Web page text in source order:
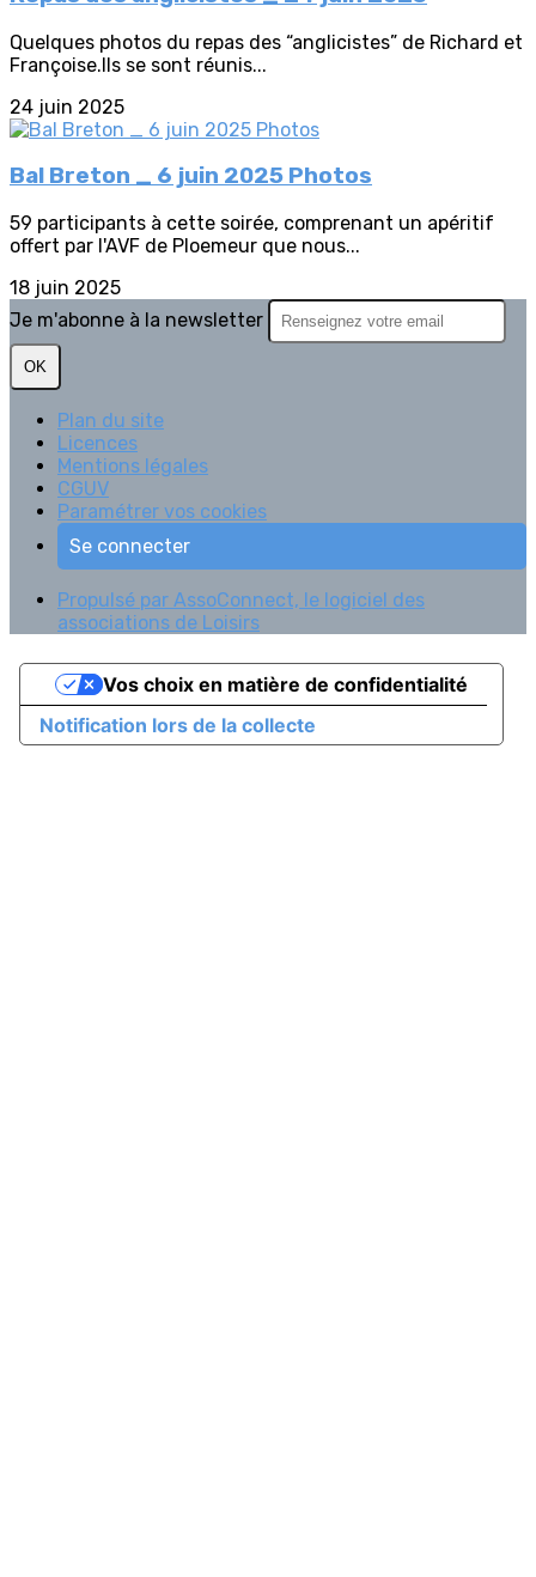
Quelques photos du repas des “anglicistes” de Richard et
Françoise.Ils se sont réunis...
24 juin 2025
Bal Breton _ 6 juin 2025 Photos
59 participants à cette soirée, comprenant un apéritif
offert par l'AVF de Ploemeur que nous...
18 juin 2025
Je m'abonne à la newsletter
OK
Plan du site
Licences
Mentions légales
CGUV
Paramétrer vos cookies
Se connecter
Propulsé par AssoConnect, le logiciel des
associations de Loisirs
Notification lors de la collecte
Vos choix en matière de confidentialité